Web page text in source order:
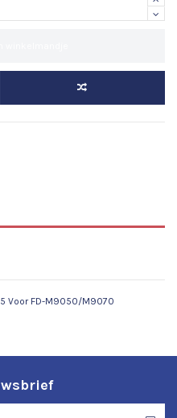
Voor FD-M9050/M9070